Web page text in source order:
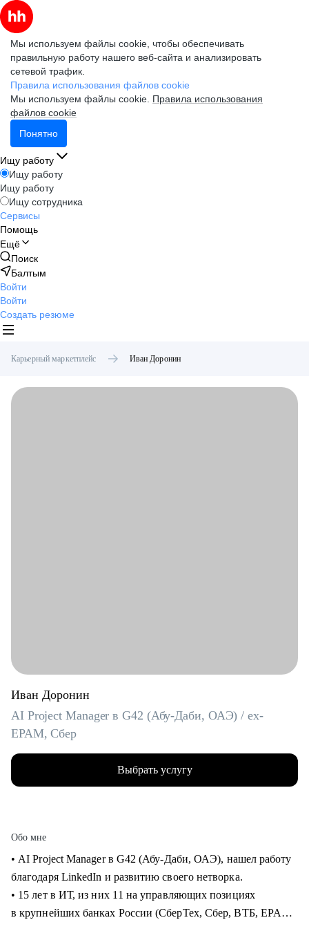
Мы используем файлы cookie, чтобы обеспечивать
правильную работу нашего веб-сайта и анализировать
сетевой трафик.
Правила использования файлов cookie
Мы используем файлы cookie. Правила использования
файлов cookie
Понятно
Ищу работу
Ищу работу
Ищу работу
Ищу сотрудника
Сервисы
Помощь
Ещё
Поиск
Балтым
Войти
Войти
Создать резюме
Карьерный маркетплейс Иван Доронин
Иван Доронин
AI Project Manager в G42 (Абу-Даби, ОАЭ) / ex-
EPAM, Сбер
Выбрать услугу
Обо мне
• AI Project Manager в G42 (Абу-Даби, ОАЭ), нашел работу
благодаря LinkedIn и развитию своего нетворка.
• 15 лет в ИТ, из них 11 на управляющих позициях
в крупнейших банках России (СберТех, Сбер, ВТБ, EPAM).